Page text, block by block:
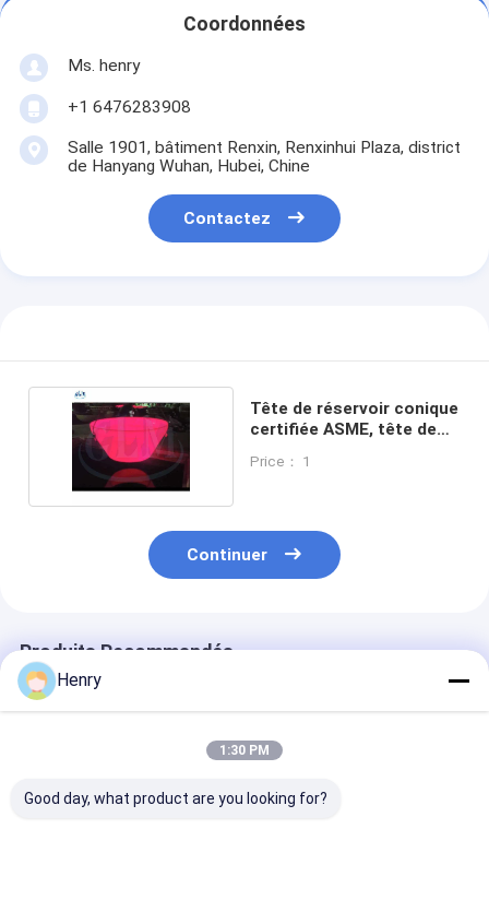
Coordonnées
Ms. henry
+1 6476283908
Salle 1901, bâtiment Renxin, Renxinhui Plaza, district
de Hanyang Wuhan, Hubei, Chine
Contactez
Tête de réservoir conique
certifiée ASME, tête de
Price： 1
Continuer
Produits Recommandés
Henry
1:30 PM
Good day, what product are you looking for?